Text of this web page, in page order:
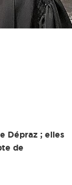
Dépraz ; elles
de